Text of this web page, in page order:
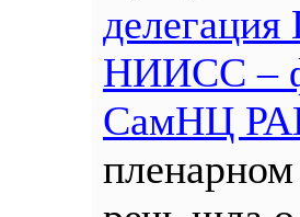
НИИСС –
СамНЦ
пленарном